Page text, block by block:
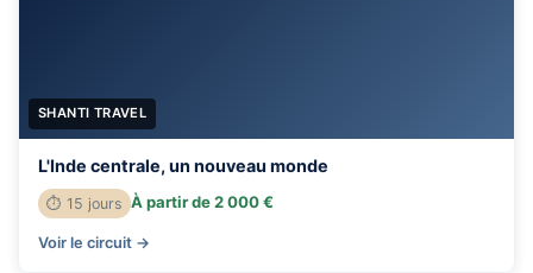
SHANTI TRAVEL
L'Inde centrale, un nouveau monde
⏱ 15 jours À partir de 2 000 €
Voir le circuit →